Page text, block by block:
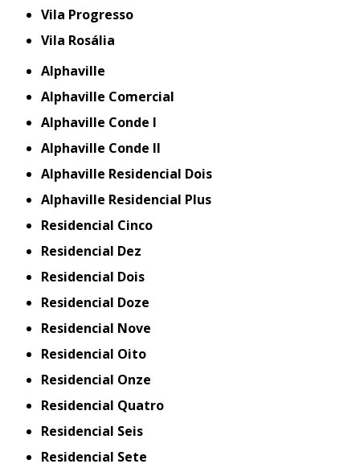
Vila Progresso
Vila Rosália
Alphaville
Alphaville Comercial
Alphaville Conde I
Alphaville Conde II
Alphaville Residencial Dois
Alphaville Residencial Plus
Residencial Cinco
Residencial Dez
Residencial Dois
Residencial Doze
Residencial Nove
Residencial Oito
Residencial Onze
Residencial Quatro
Residencial Seis
Residencial Sete